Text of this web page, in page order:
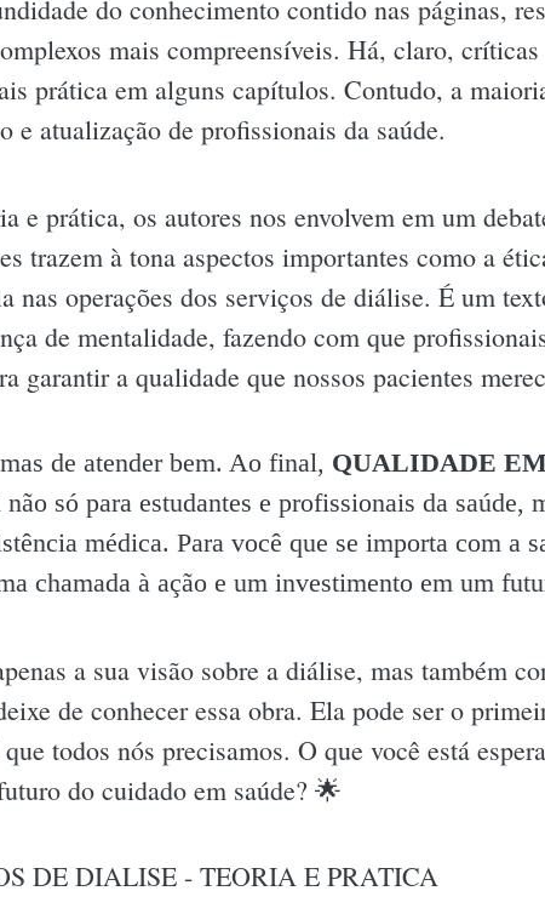
do conhecimento contido nas páginas,
mais compreensíveis. Há, claro,
prática em alguns capítulos. Contudo, a
e atualização de profissionais da saúde.
e prática, os autores nos envolvem em um
trazem à tona aspectos importantes como a
nas operações dos serviços de diálise. É um
de mentalidade, fazendo com que
garantir a qualidade que nossos pacientes
de atender bem. Ao final, QUALIDADE
só para estudantes e profissionais da saúde,
médica. Para você que se importa com a
chamada à ação e um investimento em um
a sua visão sobre a diálise, mas também
de conhecer essa obra. Ela pode ser o
todos nós precisamos. O que você está
do cuidado em saúde? 🌟
DE DIALISE - TEORIA E PRATICA